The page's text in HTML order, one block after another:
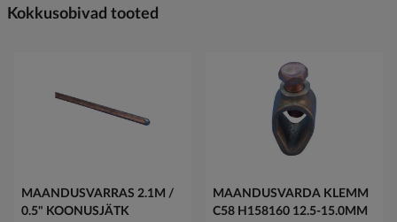
Kokkusobivad tooted
MAANDUSVARRAS 2.1M /
0.5" KOONUSJÄTK
MAANDUSVARDA KLEMM
C58 H158160 12.5-15.0MM